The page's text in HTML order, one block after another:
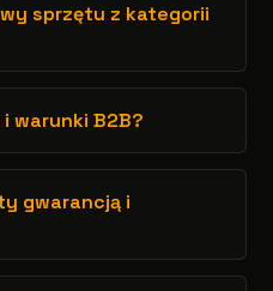
sprzętu z kategorii
warunki B2B?
gwarancją i